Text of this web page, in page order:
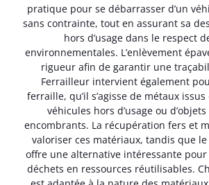
pratique pour se débarrasser d’un
sans contrainte, tout en assurant sa
hors d’usage dans le respect
environnementales. L’enlèvement
rigueur afin de garantir une
Ferrailleur intervient également
ferraille, qu’il s’agisse de métaux
véhicules hors d’usage ou
encombrants. La récupération fers et
valoriser ces matériaux, tandis que
offre une alternative intéressante
déchets en ressources réutilisables.